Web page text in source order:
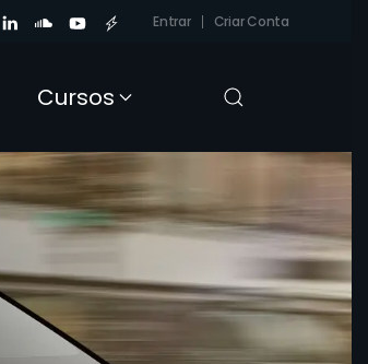
Entrar Criar Conta
Cursos